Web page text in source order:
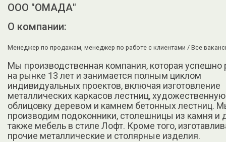
ООО "ОМАДА"
О компании:
Менеджер по продажам, менеджер по работе с клиентами / Все
Мы производственная компания, которая успешно
на рынке 13 лет и занимается полным циклом
индивидуальных проектов, включая изготовление
металлических каркасов лестниц, художественную
облицовку деревом и камнем бетонных лестниц.
производим подоконники, столешницы из камня и
также мебель в стиле Лофт. Кроме того,
прочие металлические и столярные изделия.